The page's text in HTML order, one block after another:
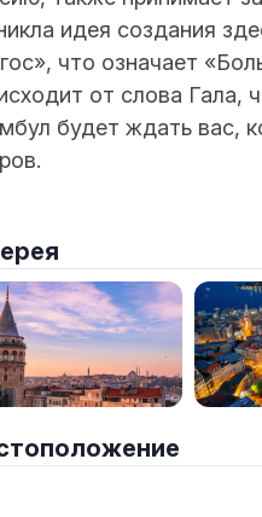
идея создания
что означает
от слова Гала,
будет ждать вас,